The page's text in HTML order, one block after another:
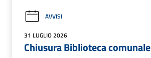
AVVISI
31 LUGLIO 2026
Chiusura Biblioteca comunale